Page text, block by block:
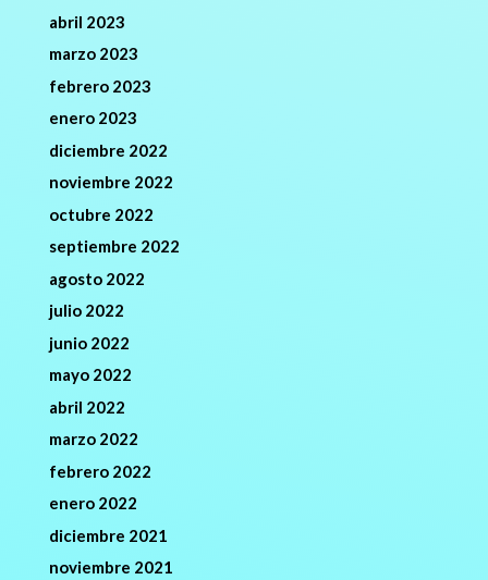
abril 2023
marzo 2023
febrero 2023
enero 2023
diciembre 2022
noviembre 2022
octubre 2022
septiembre 2022
agosto 2022
julio 2022
junio 2022
mayo 2022
abril 2022
marzo 2022
febrero 2022
enero 2022
diciembre 2021
noviembre 2021